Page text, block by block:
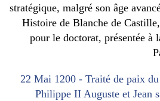
stratégique, malgré son âge
Histoire de Blanche de
pour le doctorat, présentée à
22 Mai 1200 - Traité de paix
Philippe II Auguste et Jean